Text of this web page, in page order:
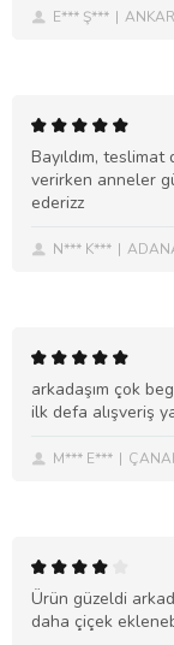
E*** Ş***
Bayıldım,
verirken anneler
ederizz
N*** K***
arkadaşım çok
ilk defa alışveriş
M*** E***
Ürün güzeldi
daha çiçek